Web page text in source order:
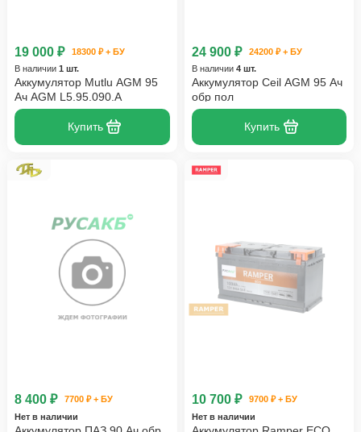
19 000 ₽
18300 ₽ + БУ
В наличии 1 шт.
Аккумулятор Mutlu AGM 95
Ач AGM L5.95.090.A
Купить
24 900 ₽
24200 ₽ + БУ
В наличии 4 шт.
Аккумулятор Ceil AGM 95 Ач
обр пол
Купить
8 400 ₽
7700 ₽ + БУ
Нет в наличии
10 700 ₽
9700 ₽ + БУ
Нет в наличии